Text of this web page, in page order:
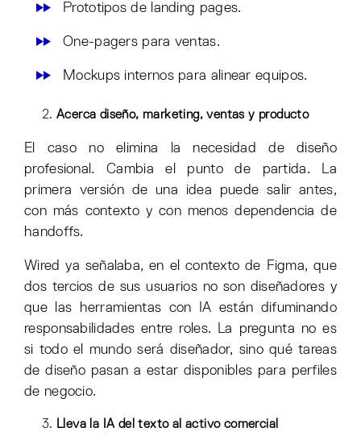
Prototipos de landing pages.
One-pagers para ventas.
Mockups internos para alinear equipos.
Acerca diseño, marketing, ventas y producto
El caso no elimina la necesidad de diseño
profesional. Cambia el punto de partida. La
primera versión de una idea puede salir antes,
con más contexto y con menos dependencia de
handoffs.
Wired ya señalaba, en el contexto de Figma, que
dos tercios de sus usuarios no son diseñadores y
que las herramientas con IA están difuminando
responsabilidades entre roles. La pregunta no es
si todo el mundo será diseñador, sino qué tareas
de diseño pasan a estar disponibles para perfiles
de negocio.
Lleva la IA del texto al activo comercial